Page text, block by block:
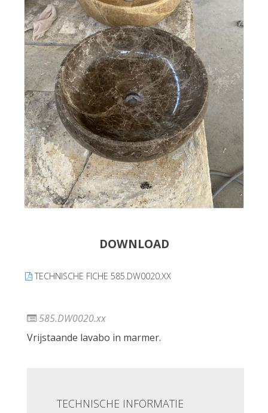
DOWNLOAD
TECHNISCHE FICHE 585.DW0020.XX
585.DW0020.xx
Vrijstaande lavabo in marmer.
TECHNISCHE INFORMATIE